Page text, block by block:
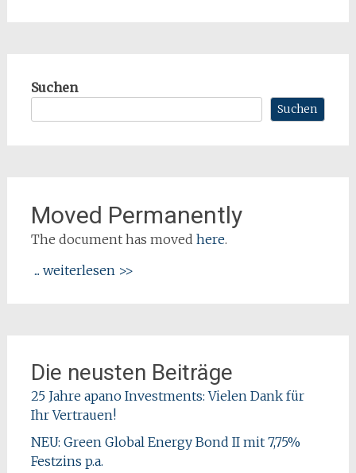
Suchen
Suchen
Moved Permanently
The document has moved here.
... weiterlesen >>
Die neusten Beiträge
25 Jahre apano Investments: Vielen Dank für
Ihr Vertrauen!
NEU: Green Global Energy Bond II mit 7,75%
Festzins p.a.